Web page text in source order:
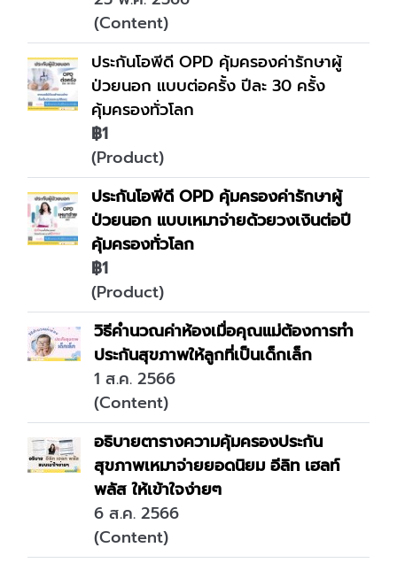
(Content)
ประกันโอพีดี OPD คุ้มครองค่ารักษาผู้
ป่วยนอก แบบต่อครั้ง ปีละ 30 ครั้ง
คุ้มครองทั่วโลก
฿1
(Product)
ประกันโอพีดี OPD คุ้มครองค่ารักษาผู้
ป่วยนอก แบบเหมาจ่ายด้วยวงเงินต่อปี
คุ้มครองทั่วโลก
฿1
(Product)
วิธีคำนวณค่าห้องเมื่อคุณแม่ต้องการทำ
ประกันสุขภาพให้ลูกที่เป็นเด็กเล็ก
1 ส.ค. 2566
(Content)
อธิบายตารางความคุ้มครองประกัน
สุขภาพเหมาจ่ายยอดนิยม อีลิท เฮลท์
พลัส ให้เข้าใจง่ายๆ
6 ส.ค. 2566
(Content)